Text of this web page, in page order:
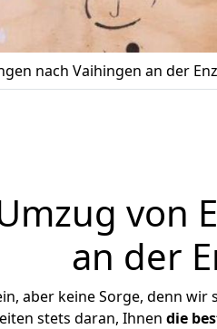
nach Vaihingen an der Enz
von
an der
aber keine Sorge, denn wir
stets daran, Ihnen die